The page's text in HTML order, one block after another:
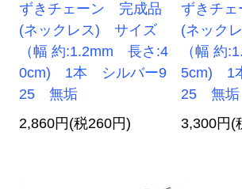
ずきチェーン 完成品
(ネックレス) サイズ
（幅 約:1.2mm 長さ:4
0cm) 1本 シルバー9
25 無垢
2,860円(税260円)
ずきチ
(ネック
（幅 約
5cm) 1
25 無垢
3,300円(